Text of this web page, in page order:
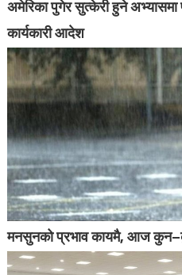
अमेरिका पुगेर सुत्केरी हुने अभ्यासमा
कार्यकारी आदेश
मनसुनको प्रभाव कायमै, आज